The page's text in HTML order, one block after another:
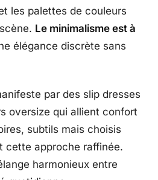
les palettes de couleurs
Le minimalisme est à
élégance discrète sans
par des slip dresses
oversize qui allient confort
subtils mais choisis
cette approche raffinée.
harmonieux entre